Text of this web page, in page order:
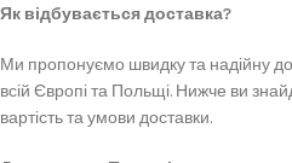
Як відбувається доставка?
Ми пропонуємо швидку та надійну
всій Європі та Польщі. Нижче ви
вартість та умови доставки.